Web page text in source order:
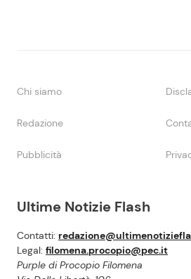
Ultime Notizie Flash
Contatti:
Legal: filomena.procopio@pec.it
Purple di Procopio Filomena
Chi siamo
Redazione
Pubblicità